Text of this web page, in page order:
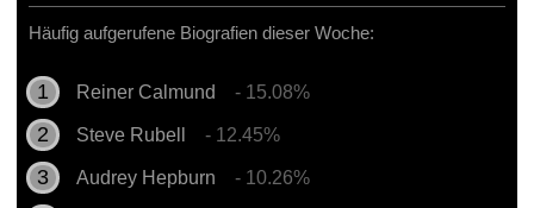
Häufig aufgerufene Biografien dieser Woche:
Reiner Calmund - 15.08%
Steve Rubell - 12.45%
Audrey Hepburn - 10.26%